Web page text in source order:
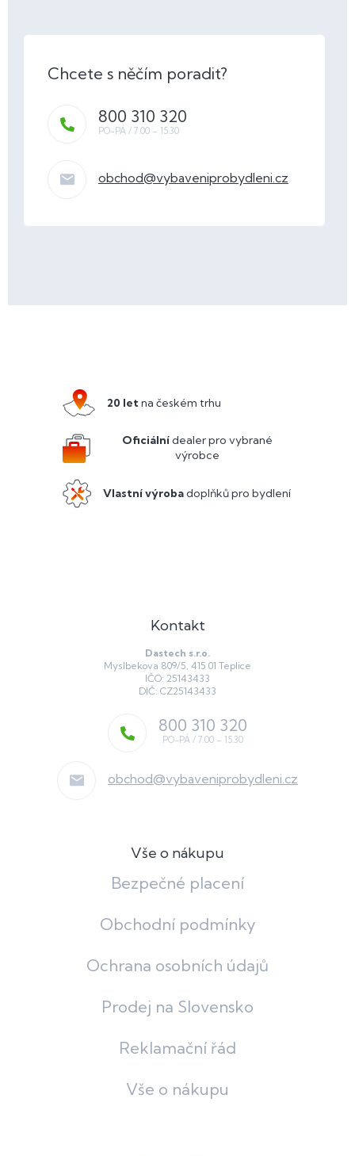
obchod@vybaveniprobydleni.cz
800 310 320
20 letna českém trhu
Oficiálnídealer pro vybrané
výrobce
Vlastní výrobadoplňků pro bydlení
Kontakt
Dastech s.r.o.
Myslbekova 809/5, 415 01 Teplice
IČO: 25143433
DIČ: CZ25143433
obchod@vybaveniprobydleni.cz
800 310 320
Vše o nákupu
Bezpečné placení
Obchodní podmínky
Ochrana osobních údajů
Prodej na Slovensko
Reklamační řád
Vše o nákupu